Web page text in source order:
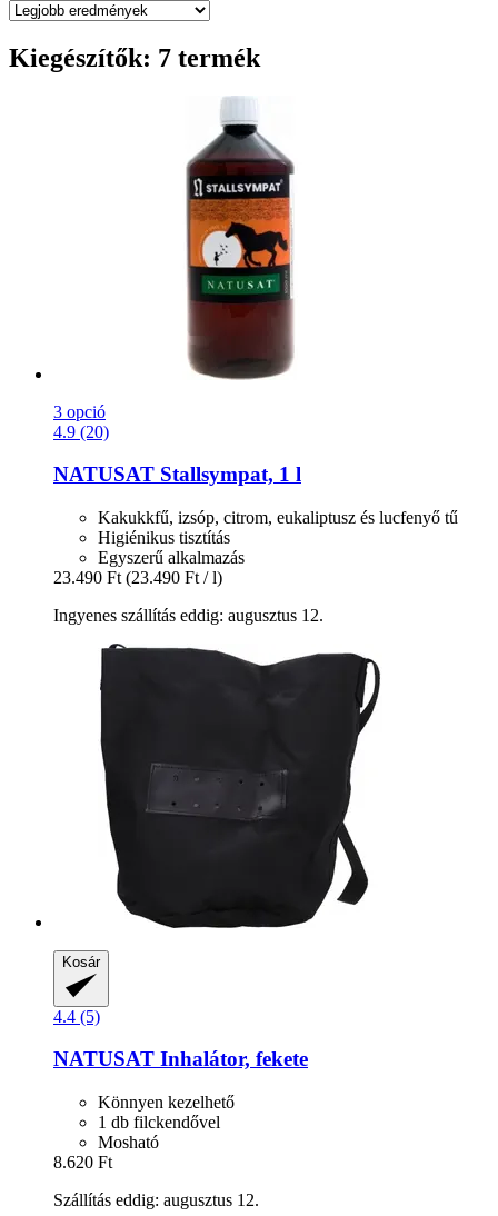
Kiegészítők: 7 termék
3 opció
4.9 (20)
NATUSAT Stallsympat, 1 l
Kakukkfű, izsóp, citrom, eukaliptusz és lucfenyő tű
Higiénikus tisztítás
Egyszerű alkalmazás
23.490 Ft (23.490 Ft / l)
Ingyenes szállítás eddig: augusztus 12.
Kosár
4.4 (5)
NATUSAT Inhalátor, fekete
Könnyen kezelhető
1 db filckendővel
Mosható
8.620 Ft
Szállítás eddig: augusztus 12.